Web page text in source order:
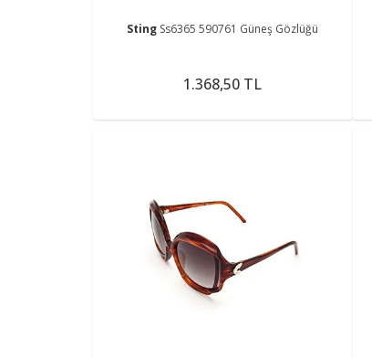
Sting Ss6365 590761 Güneş Gözlüğü
1.368,50 TL